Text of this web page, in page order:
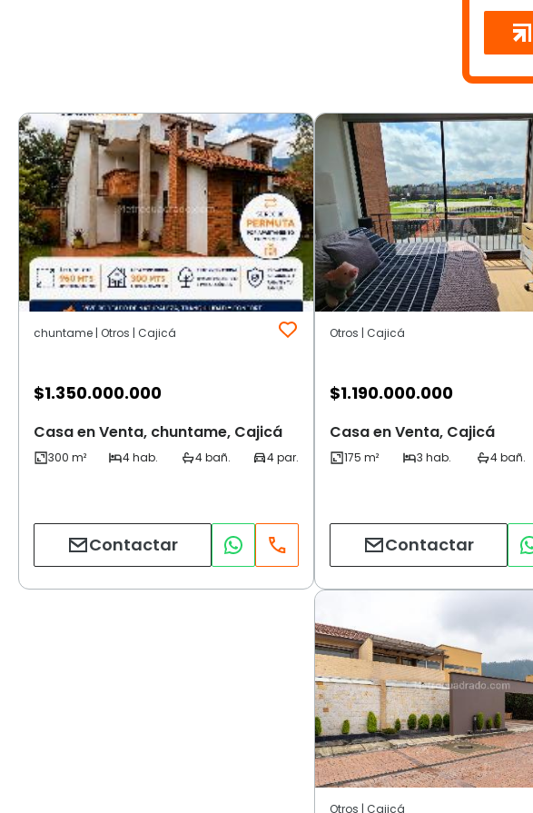
chuntame | Otros | Cajicá
$1.350.000.000
Casa en Venta, chuntame, Cajicá
Contactar
Otros | Cajicá
$1.190.000.000
Casa en Venta, Cajicá
Contactar
Otros | Cajicá